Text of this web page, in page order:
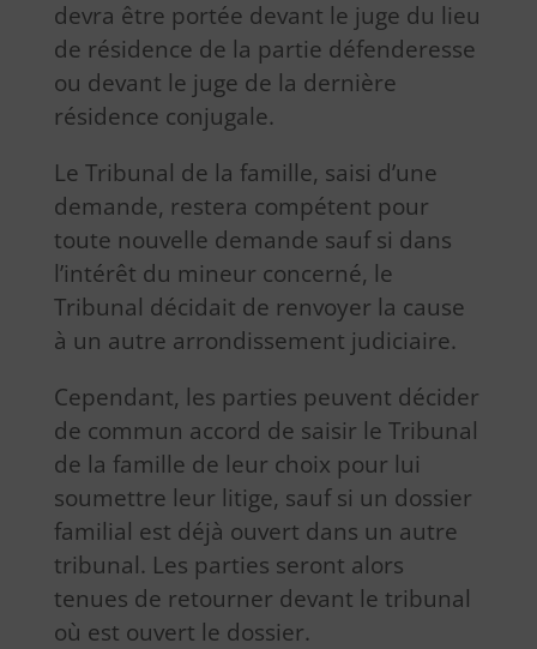
devra être portée devant le juge du lieu
de résidence de la partie défenderesse
ou devant le juge de la dernière
résidence conjugale.
Le Tribunal de la famille, saisi d’une
demande, restera compétent pour
toute nouvelle demande sauf si dans
l’intérêt du mineur concerné, le
Tribunal décidait de renvoyer la cause
à un autre arrondissement judiciaire.
Cependant, les parties peuvent décider
de commun accord de saisir le Tribunal
de la famille de leur choix pour lui
soumettre leur litige, sauf si un dossier
familial est déjà ouvert dans un autre
tribunal. Les parties seront alors
tenues de retourner devant le tribunal
où est ouvert le dossier.